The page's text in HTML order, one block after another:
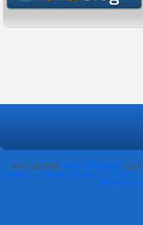
Voir le profil deJulien THEVENON sur
Contact
Signaler un abus C.G.U.
Préférences